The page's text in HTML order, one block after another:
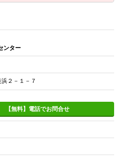
ンター
２－１－７
【無料】電話でお問合せ